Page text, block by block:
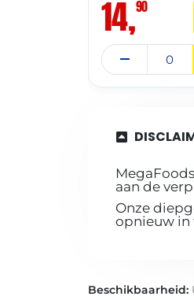
14,90
aan de
Onze
opnieuw in
Beschikbaarheid: